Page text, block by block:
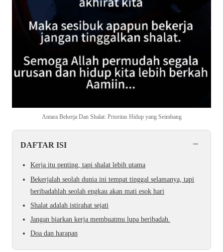
Antara Bekerja Dan Shalat: Prioritas Hidup yang Seimbang
DAFTAR ISI −
Kerja itu penting, tapi shalat lebih utama
Bekerjalah seolah dunia ini tempat tinggal selamanya, tapi
beribadahlah seolah engkau akan mati esok hari
Shalat adalah istirahat sejati
Jangan biarkan kerja membuatmu lupa beribadah.
Doa dan harapan